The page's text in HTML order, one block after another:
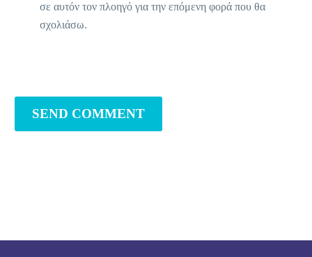
σε αυτόν τον πλοηγό για την επόμενη φορά που θα
σχολιάσω.
SEND COMMENT